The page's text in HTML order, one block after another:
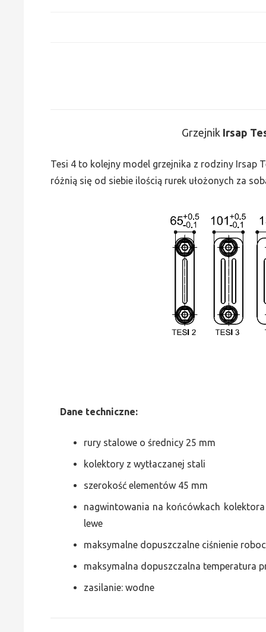
Grzejnik Irsap
Tesi 4 to kolejny model grzejnika z rodziny Irsap
różnią się od siebie ilością rurek ułożonych za
Dane techniczne:
rury stalowe o średnicy 25 mm
kolektory z wytłaczanej stali
szerokość elementów 45 mm
nagwintowania na końcówkach
lewe
maksymalne dopuszczalne ciśnienie
maksymalna dopuszczalna temperatura
zasilanie: wodne